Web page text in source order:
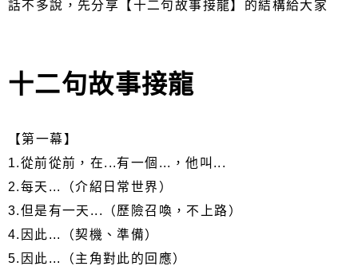
話不多說，先分享【十二句故事接龍】的結構給大家
十二句故事接龍
【第一幕】
1.從前從前，在...有一個...，他叫...
2.每天...（介紹日常世界）
3.但是有一天...（歷險召喚，不上路）
4.因此...（契機、準備）
5.因此...（主角對此的回應）